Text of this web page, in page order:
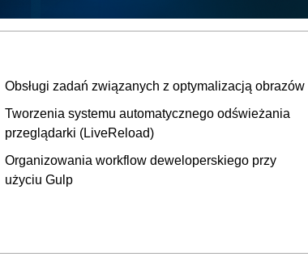
Obsługi zadań związanych z optymalizacją obrazów
Tworzenia systemu automatycznego odświeżania
przeglądarki (LiveReload)
Organizowania workflow deweloperskiego przy
użyciu Gulp